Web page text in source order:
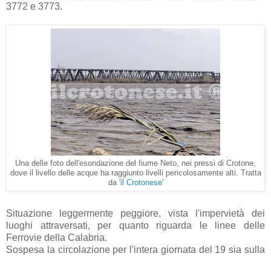
3772 e 3773.
Una delle foto dell'esondazione del fiume Neto, nei pressi di Crotone,
dove il livello delle acque ha raggiunto livelli pericolosamente alti. Tratta
da 'il Crotonese'
Situazione leggermente peggiore, vista l'impervietà dei
luoghi attraversati, per quanto riguarda le linee delle
Ferrovie della Calabria.
Sospesa la circolazione per l'intera giornata del 19 sia sulla